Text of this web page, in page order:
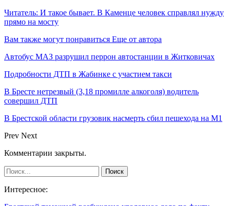
Читатель: И такое бывает. В Каменце человек справлял нужду
прямо на мосту
Вам также могут понравиться Еще от автора
Автобус МАЗ разрушил перрон автостанции в Житковичах
Подробности ДТП в Жабинке с участием такси
В Бресте нетрезвый (3,18 промилле алкоголя) водитель
совершил ДТП
В Брестской области грузовик насмерть сбил пешехода на М1
Prev Next
Комментарии закрыты.
Интересное: